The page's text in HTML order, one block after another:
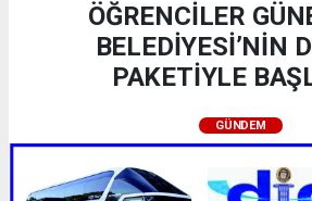
ÖĞRENCİLER
BELEDİYESİ’NİN
PAKETİYLE
GÜNDEM